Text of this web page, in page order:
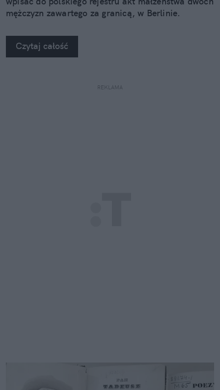
mężczyzn zawartego za granicą, w Berlinie.
Czytaj całość
REKLAMA